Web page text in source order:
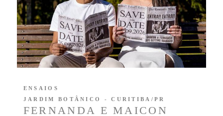
FERNANDA E MAICON
ENSAIOS
JARDIM BOTÂNICO - CURITIBA/PR